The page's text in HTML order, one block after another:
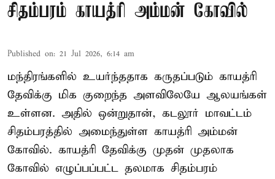
சிதம்பரம் காயத்ரி அம்மன் கோவில்
Published on: 21 Jul 2026, 6:14 am
மந்திரங்களில் உயர்ந்ததாக கருதப்படும் காயத்ரி
தேவிக்கு மிக குறைந்த அளவிலேயே ஆலயங்கள்
உள்ளன. அதில் ஒன்றுதான், கடலூர் மாவட்டம்
சிதம்பரத்தில் அமைந்துள்ள காயத்ரி அம்மன்
கோவில். காயத்ரி தேவிக்கு முதன் முதலாக
கோவில் எழுப்பப்பட்ட தலமாக சிதம்பரம்